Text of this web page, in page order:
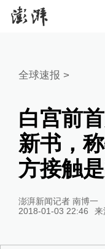
全球速报 >
白宫前
新书，
方接触
澎湃新闻记者 南博一
2018-01-03 22:46
来